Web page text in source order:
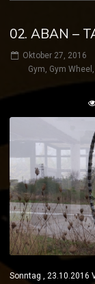
02. ABAN –
Oktober 27, 2016
Gym, Gym Wheel ,
Sonntag , 23.10.2016